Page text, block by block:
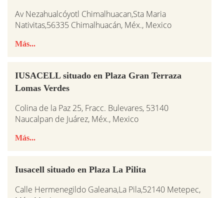
Av Nezahualcóyotl Chimalhuacan,Sta Maria
Nativitas,56335 Chimalhuacán, Méx., Mexico
Más...
IUSACELL situado en Plaza Gran Terraza
Lomas Verdes
Colina de la Paz 25, Fracc. Bulevares, 53140
Naucalpan de Juárez, Méx., Mexico
Más...
Iusacell situado en Plaza La Pilita
Calle Hermenegildo Galeana,La Pila,52140 Metepec,